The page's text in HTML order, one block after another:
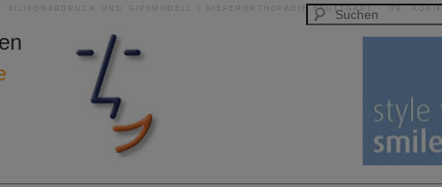
UND GIPSMODELL | KIEFERORTHOPÄDIE STUTTGART · DR. KONIK